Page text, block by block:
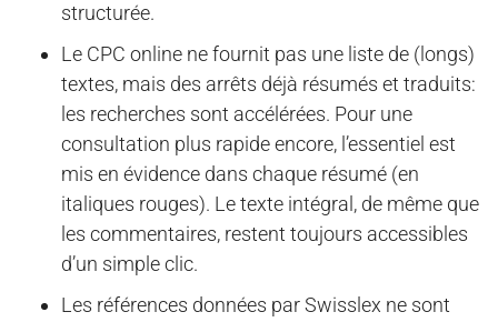
structurée.
Le CPC online ne fournit pas une liste de (longs)
textes, mais des arrêts déjà résumés et traduits:
les recherches sont accélérées. Pour une
consultation plus rapide encore, l’essentiel est
mis en évidence dans chaque résumé (en
italiques rouges). Le texte intégral, de même que
les commentaires, restent toujours accessibles
d’un simple clic.
Les références données par Swisslex ne sont